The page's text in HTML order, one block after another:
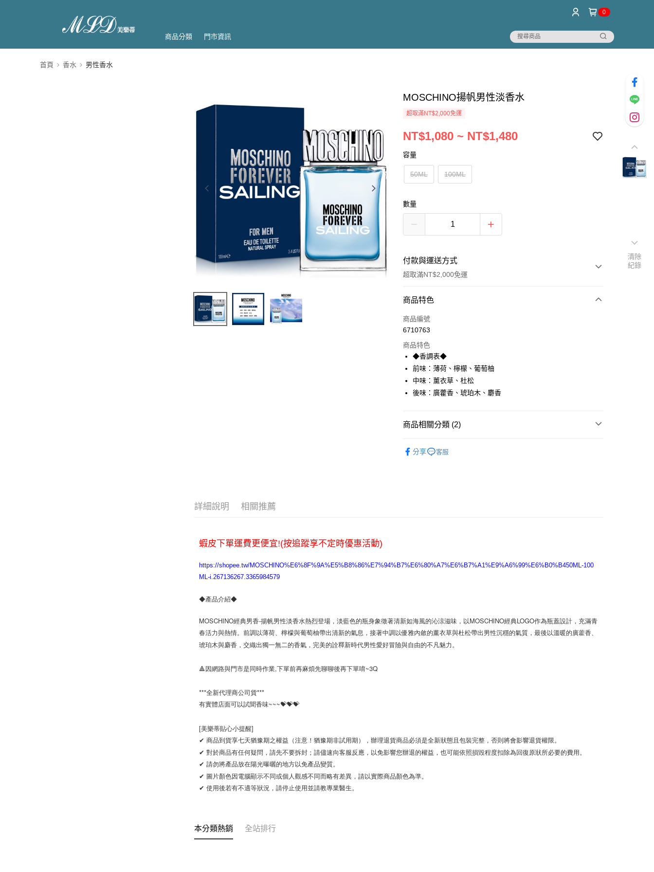
0
商品分類 門市資訊
首頁 香水 男性香水
MOSCHINO揚帆男性淡香水
超取滿NT$2,000免運
NT$1,080 ~ NT$1,480
容量
50ML 100ML
數量
付款與運送方式
超取滿NT$2,000免運
付款方式
信用卡一次付款
Apple Pay
悠遊付
ATM付款
運送方式
每筆NT$65，滿NT$2,000(含以上)免運費
商品特色
商品編號
6710763
商品特色
◆香調表◆
前味：薄荷、檸檬、葡萄柚
中味：薰衣草、杜松
後味：廣藿香、琥珀木、麝香
商品相關分類 (2)
分享 客服
詳細說明 相關推薦
蝦皮下單運費更便宜!(按追蹤享不定時優惠活動)
https://shopee.tw/MOSCHINO%E6%8F%9A%E5%B8%86%E7%94%B7%E6%80%A7%E6%B7%A1%E9%A6%99%E6%B0%B450ML-100
ML-i.267136267.3365984579
◆產品介紹◆
MOSCHINO經典男香-揚帆男性淡香水熱烈登場，淡藍色的瓶身象徵著清新如海風的沁涼滋味，以MOSCHINO經典LOGO作為瓶蓋設計，充滿青
春活力與熱情。前調以薄荷、檸檬與葡萄柚帶出清新的氣息，接著中調以優雅內斂的薰衣草與杜松帶出男性沉穩的氣質，最後以溫暖的廣藿香、
琥珀木與麝香，交織出獨一無二的香氣，完美的詮釋新時代男性愛好冒險與自由的不凡魅力。
🔺因網路與門市是同時作業,下單前再麻煩先聊聊後再下單唷~3Q
***全新代理商公司貨***
有實體店面可以試聞香味~~~💝💝💝
[美樂蒂貼心小提醒]
✔ 商品到貨享七天猶豫期之權益（注意！猶豫期非試用期），辦理退貨商品必須是全新狀態且包裝完整，否則將會影響退貨權限。
✔ 對於商品有任何疑問，請先不要拆封；請儘速向客服反應，以免影響您辦退的權益，也可能依照損毀程度扣除為回復原狀所必要的費用。
✔ 請勿將產品放在陽光曝曬的地方以免產品變質。
✔ 圖片顏色因電腦顯示不同或個人觀感不同而略有差異，請以實際商品顏色為準。
✔ 使用後若有不適等狀況，請停止使用並請教專業醫生。
本分類熱銷 全站排行
清除
紀錄